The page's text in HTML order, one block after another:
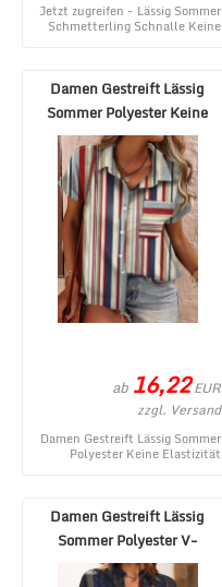
Jetzt zugreifen - Lässig Sommer
Schmetterling Schnalle Keine
Damen Gestreift Lässig
Sommer Polyester Keine
Elastizität Täglic ...
ab 16,22EUR
zzgl. Versand
Damen Gestreift Lässig Sommer
Polyester Keine Elastizität
Damen Gestreift Lässig
Sommer Polyester V-
Ausschnitt Schnalle Mi ...